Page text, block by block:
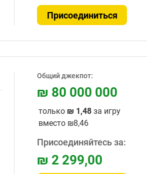
Присоединиться
Общий джекпот:
₪ 80 000 000
только ₪ 1,48 за игру
вместо ₪8,46
Присоединяйтесь за:
₪ 2 299,00